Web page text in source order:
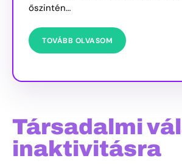
őszintén…
TOVÁBB OLVASOM
Társadalmi
inaktivitásra